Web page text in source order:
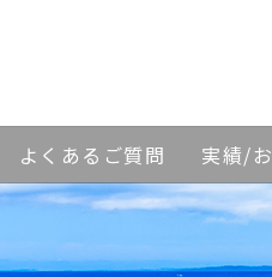
よくあるご質問 実績/